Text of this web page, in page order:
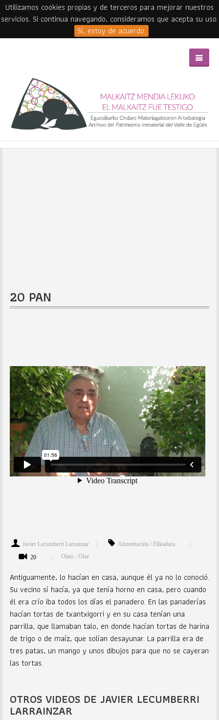
Utilizamos cookies propias y de terceros para mejorar nuestros
servicios. Si continua navegando, consideramos que acepta su uso.
Sí, estoy de acuerdo.
20 PAN
Javier Lecumberri Larrainzar
Alimentación / Elikadura
20
Olatz - Olaz
Antiguamente, lo hacían en casa, aunque él ya no lo conoció.
Su vecino sí hacía, ya que tenía horno en casa, pero cuando
él era crío iba todos los días el panadero. En las panaderías
hacían tortas de txantxigorri y en su casa tenían una
parrilla, que llamaban talo, en donde hacían tortas de harina
de trigo o de maíz, que solían desayunar. La parrilla era de
tres patas, un mango y unos dibujos para que no se cayeran
las tortas.
OTROS VIDEOS DE JAVIER LECUMBERRI
LARRAINZAR